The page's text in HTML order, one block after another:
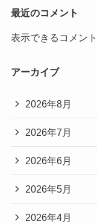
最近のコメント
表示できるコメン
アーカイブ
2026年8月
2026年7月
2026年6月
2026年5月
2026年4月